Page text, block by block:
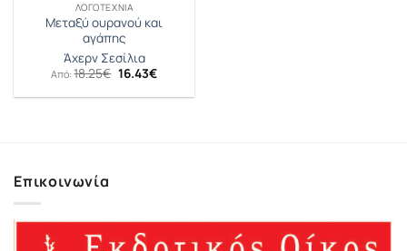
ΛΟΓΟΤΕΧΝΊΑ
Μεταξύ ουρανού και
αγάπης
Άχερν Σεσίλια
Από:18.25€ Original
price
was:
16.43€Η
τιμή
Επικοινωνία